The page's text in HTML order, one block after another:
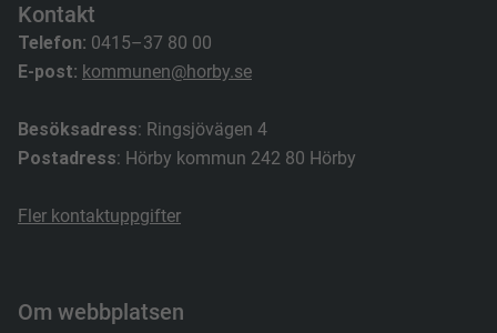
Kontakt
Telefon: 0415–37 80 00
E-post: kommunen@horby.se
Besöksadress: Ringsjövägen 4
Postadress: Hörby kommun 242 80 Hörby
Fler kontaktuppgifter
Om webbplatsen